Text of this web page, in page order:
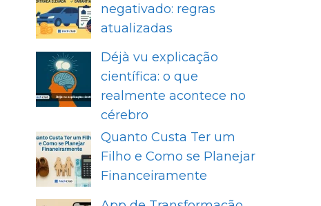
negativado: regras
atualizadas
Déjà vu explicação
científica: o que
realmente acontece no
cérebro
Quanto Custa Ter um
Filho e Como se Planejar
Financeiramente